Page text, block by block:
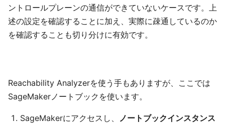
ントロールプレーンの通信ができていないケースです。上
述の設定を確認することに加え、実際に疎通しているのか
を確認することも切り分けに有効です。
Reachability Analyzerを使う手もありますが、ここでは
SageMakerノートブックを使います。
SageMakerにアクセスし、 ノートブックインスタンス